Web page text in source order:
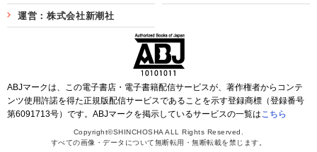
運営：株式会社新潮社
ABJマークは、この電子書店・電子書籍配信サービスが、著作権者からコンテ
ンツ使用許諾を得た正規版配信サービスであることを示す登録商標（登録番号
第6091713号）です。ABJマークを掲示しているサービスの一覧はこちら
Copyright©SHINCHOSHA ALL Rights Reserved.
すべての画像・データについて無断転用・無断転載を禁じます。